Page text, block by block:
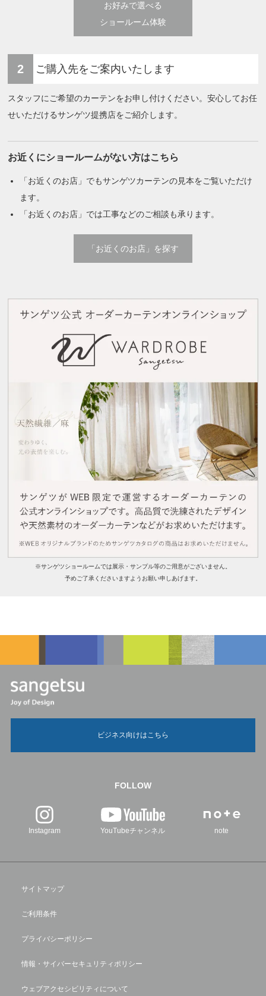
お好みで選べる
ショールーム体験
2 ご購入先をご案内いたします
スタッフにご希望のカーテンをお申し付けください。安心してお任
せいただけるサンゲツ提携店をご紹介します。
お近くにショールームがない方はこちら
「お近くのお店」でもサンゲツカーテンの見本をご覧いただけ
ます。
「お近くのお店」では工事などのご相談も承ります。
「お近くのお店」を探す
※サンゲツショールームでは展⽰・サンプル等のご⽤意がございません。
予めご了承くださいますようお願い申しあげます。
ビジネス向けはこちら
FOLLOW
Instagram YouTubeチャンネル note
サイトマップ
ご利用条件
プライバシーポリシー
情報・サイバーセキュリティポリシー
ウェブアクセシビリティについて